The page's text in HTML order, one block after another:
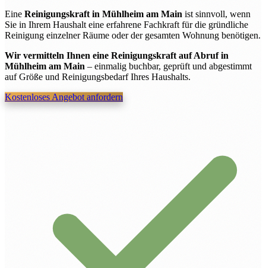
Eine Reinigungskraft in Mühlheim am Main ist sinnvoll, wenn
Sie in Ihrem Haushalt eine erfahrene Fachkraft für die gründliche
Reinigung einzelner Räume oder der gesamten Wohnung benötigen.
Wir vermitteln Ihnen eine Reinigungskraft auf Abruf in
Mühlheim am Main – einmalig buchbar, geprüft und abgestimmt
auf Größe und Reinigungsbedarf Ihres Haushalts.
Kostenloses Angebot anfordern